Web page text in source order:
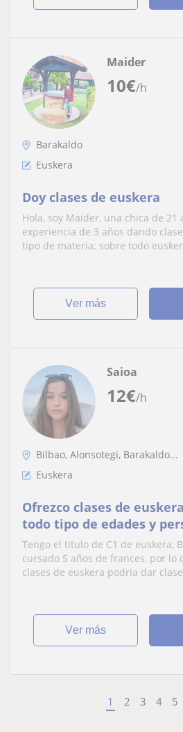
10€/h
Maider
Barakaldo
Euskera
Doy clases de euskera
Hola, soy Maider, una chica de 21
experiencia de 3 años dando
tipo de materia; sobre todo
ver más
12€/h
Saioa
Bilbao, Alonsotegi, Barakaldo...
Euskera
Ofrezco clases de
todo tipo de edades y
Tengo el titulo de C1 de euskera,
cursado 5 años de frances, por lo
clases de euskera podria dar
ver más
1 2 3 4 5